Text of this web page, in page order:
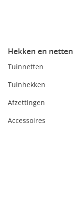
Hekken en netten
Tuinnetten
Tuinhekken
Afzettingen
Accessoires